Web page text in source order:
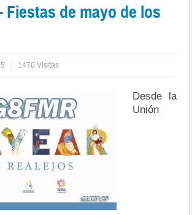
Fiestas de mayo de los
1470 Visitas
Desde la
Unión